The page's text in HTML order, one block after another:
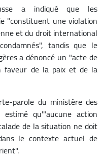
a indiqué que les
"constituent une violation
et du droit international
tandis que le
a dénoncé un "acte de
faveur de la paix et de la
parole du ministère des
qu'"aucune action
de la situation ne doit
le contexte actuel de